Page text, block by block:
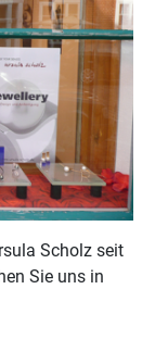
Scholz seit
Sie uns in